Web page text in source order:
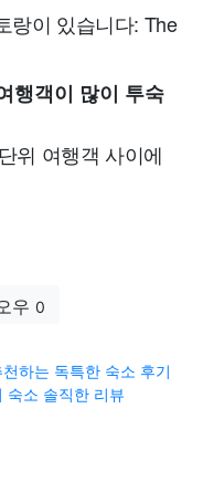
랑이 있습니다: The
행객이 많이 투숙
위 여행객 사이에
우 0
하는 독특한 숙소 후기
숙소 솔직한 리뷰